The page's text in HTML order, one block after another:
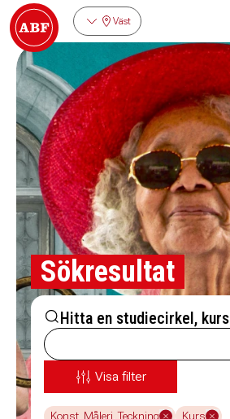
Väst
Sökresultat
Hitta en studiecirkel,
Visa filter
Konst, Måleri, Teckning Kurs